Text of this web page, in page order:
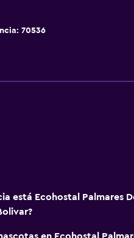
y transporte
disponibles
70536
está Ecohostal Palmares